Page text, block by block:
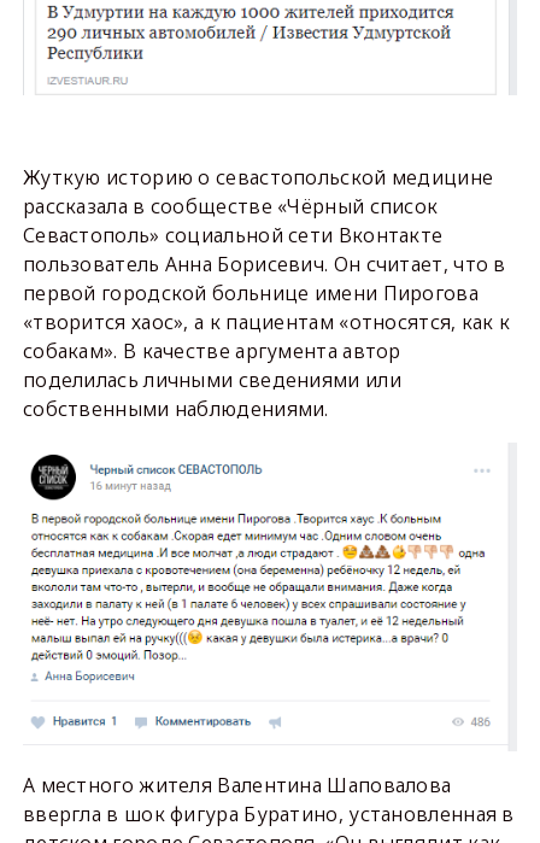
Жуткую историю о севастопольской медицине
рассказала в сообществе «Чёрный список
Севастополь» социальной сети Вконтакте
пользователь Анна Борисевич. Он считает, что в
первой городской больнице имени Пирогова
«творится хаос», а к пациентам «относятся, как к
собакам». В качестве аргумента автор
поделилась личными сведениями или
собственными наблюдениями.
А местного жителя Валентина Шаповалова
ввергла в шок фигура Буратино, установленная в